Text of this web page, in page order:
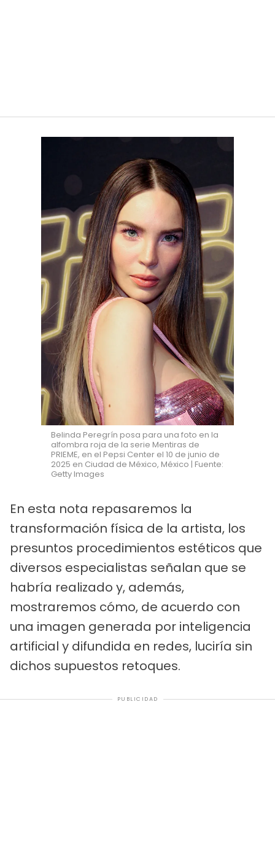
Belinda Peregrín posa para una foto en la
alfombra roja de la serie Mentiras de
PRIEME, en el Pepsi Center el 10 de junio de
2025 en Ciudad de México, México | Fuente:
Getty Images
En esta nota repasaremos la
transformación física de la artista, los
presuntos procedimientos estéticos que
diversos especialistas señalan que se
habría realizado y, además,
mostraremos cómo, de acuerdo con
una imagen generada por inteligencia
artificial y difundida en redes, luciría sin
dichos supuestos retoques.
PUBLICIDAD